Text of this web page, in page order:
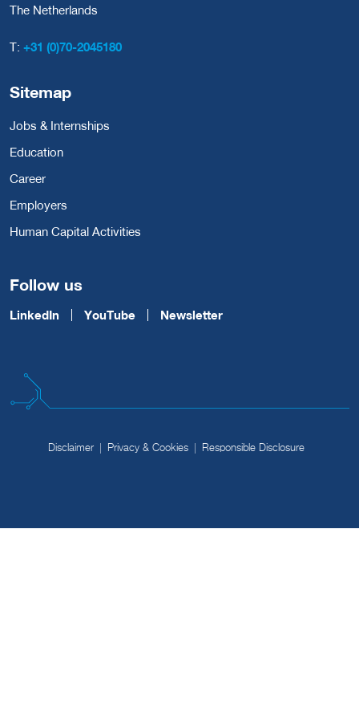
The Netherlands
T: +31 (0)70-2045180
Sitemap
Jobs & Internships
Education
Career
Employers
Human Capital Activities
Follow us
LinkedIn YouTube Newsletter
Disclaimer Privacy & Cookies Responsible Disclosure